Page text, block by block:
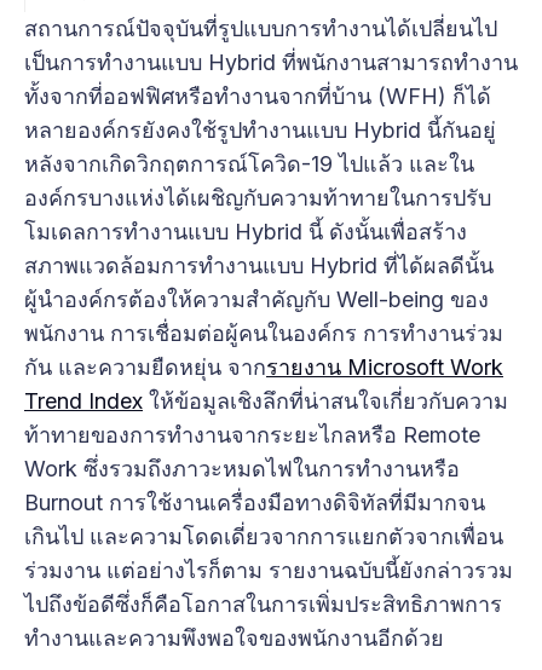
สถานการณ์ปัจจุบันที่รูปแบบการทำงานได้เปลี่ยนไป
เป็นการทำงานแบบ Hybrid ที่พนักงานสามารถทำงาน
ทั้งจากที่ออฟฟิศหรือทำงานจากที่บ้าน (WFH) ก็ได้
หลายองค์กรยังคงใช้รูปทำงานแบบ Hybrid นี้กันอยู่
หลังจากเกิดวิกฤตการณ์โควิด-19 ไปแล้ว และใน
องค์กรบางแห่งได้เผชิญกับความท้าทายในการปรับ
โมเดลการทำงานแบบ Hybrid นี้ ดังนั้นเพื่อสร้าง
สภาพแวดล้อมการทำงานแบบ Hybrid ที่ได้ผลดีนั้น
ผู้นำองค์กรต้องให้ความสำคัญกับ Well-being ของ
พนักงาน การเชื่อมต่อผู้คนในองค์กร การทำงานร่วม
กัน และความยืดหยุ่น จากรายงาน Microsoft Work
Trend Index ให้ข้อมูลเชิงลึกที่น่าสนใจเกี่ยวกับความ
ท้าทายของการทำงานจากระยะไกลหรือ Remote
Work ซึ่งรวมถึงภาวะหมดไฟในการทำงานหรือ
Burnout การใช้งานเครื่องมือทางดิจิทัลที่มีมากจน
เกินไป และความโดดเดี่ยวจากการแยกตัวจากเพื่อน
ร่วมงาน แต่อย่างไรก็ตาม รายงานฉบับนี้ยังกล่าวรวม
ไปถึงข้อดีซึ่งก็คือโอกาสในการเพิ่มประสิทธิภาพการ
ทำงานและความพึงพอใจของพนักงานอีกด้วย